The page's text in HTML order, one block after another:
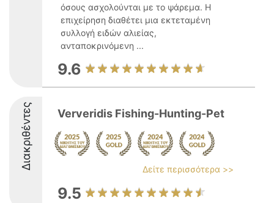
όσους ασχολούνται με το ψάρεμα. Η
επιχείρηση διαθέτει μια εκτεταμένη
συλλογή ειδών αλιείας,
ανταποκρινόμενη ...
9.6
Διακριθέντες Ververidis Fishing-Hunting-Pet
Δείτε περισσότερα >>
9.5